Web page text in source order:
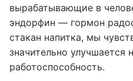
вырабатывающие в
эндорфин — гормон
стакан напитка, мы
значительно улучшается
работоспособность.